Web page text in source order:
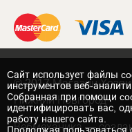
© 2017 Магазин
Нижний Новгород
Вебмеханика —
Cайт использует файлы
инструментов веб-
Собранная при помощи
идентифицировать вас,
работу нашего сайта.